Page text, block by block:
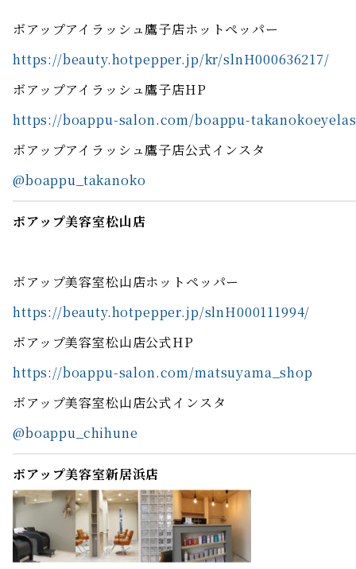
ボアップアイラッシュ鷹子店ホットペッパー
https://beauty.hotpepper.jp/kr/slnH000636217/
ボアップアイラッシュ鷹子店HP
https://boappu-salon.com/boappu-
ボアップアイラッシュ鷹子店公式インスタ
@boappu_takanoko
ボアップ美容室松山店
ボアップ美容室松山店ホットペッパー
https://beauty.hotpepper.jp/slnH000111994/
ボアップ美容室松山店公式HP
https://boappu-salon.com/matsuyama_shop
ボアップ美容室松山店公式インスタ
@boappu_chihune
ボアップ美容室新居浜店